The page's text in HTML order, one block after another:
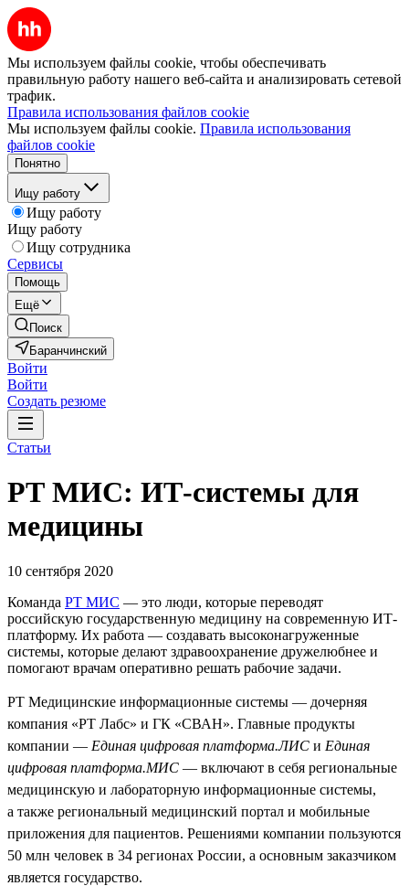
Мы используем файлы cookie, чтобы обеспечивать
правильную работу нашего веб-сайта и анализировать сетевой
трафик.
Правила использования файлов cookie
Мы используем файлы cookie. Правила использования
файлов cookie
Понятно
Ищу работу
Ищу работу
Ищу работу
Ищу сотрудника
Сервисы
Помощь
Ещё
Поиск
Баранчинский
Войти
Войти
Создать резюме
Статьи
РТ МИС: ИТ-системы для
медицины
10 сентября 2020
Команда РТ МИС — это люди, которые переводят
российскую государственную медицину на современную ИТ-
платформу. Их работа — создавать высоконагруженные
системы, которые делают здравоохранение дружелюбнее и
помогают врачам оперативно решать рабочие задачи.
РТ Медицинские информационные системы — дочерняя
компания «РТ Лабс» и ГК «СВАН». Главные продукты
компании — Единая цифровая платформа.ЛИС и Единая
цифровая платформа.МИС — включают в себя региональные
медицинскую и лабораторную информационные системы,
а также региональный медицинский портал и мобильные
приложения для пациентов. Решениями компании пользуются
50 млн человек в 34 регионах России, а основным заказчиком
является государство.